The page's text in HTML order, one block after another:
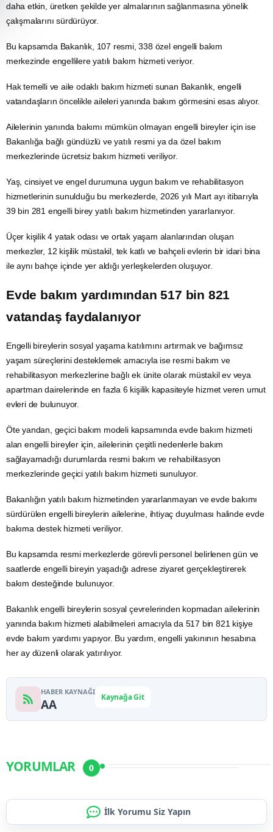
daha etkin, üretken şekilde yer almalarının sağlanmasına yönelik
çalışmalarını sürdürüyor.
Bu kapsamda Bakanlık, 107 resmi, 338 özel engelli bakım
merkezinde engellilere yatılı bakım hizmeti veriyor.
Hak temelli ve aile odaklı bakım hizmeti sunan Bakanlık, engelli
vatandaşların öncelikle aileleri yanında bakım görmesini esas alıyor.
Ailelerinin yanında bakımı mümkün olmayan engelli bireyler için ise
Bakanlığa bağlı gündüzlü ve yatılı resmi ya da özel bakım
merkezlerinde ücretsiz bakım hizmeti veriliyor.
Yaş, cinsiyet ve engel durumuna uygun bakım ve rehabilitasyon
hizmetlerinin sunulduğu bu merkezlerde, 2026 yılı Mart ayı itibarıyla
39 bin 281 engelli birey yatılı bakım hizmetinden yararlanıyor.
Üçer kişilik 4 yatak odası ve ortak yaşam alanlarından oluşan
merkezler, 12 kişilik müstakil, tek katlı ve bahçeli evlerin bir idari bina
ile aynı bahçe içinde yer aldığı yerleşkelerden oluşuyor.
Evde bakım yardımından 517 bin 821
vatandaş faydalanıyor
Engelli bireylerin sosyal yaşama katılımını artırmak ve bağımsız
yaşam süreçlerini desteklemek amacıyla ise resmi bakım ve
rehabilitasyon merkezlerine bağlı ek ünite olarak müstakil ev veya
apartman dairelerinde en fazla 6 kişilik kapasiteyle hizmet veren umut
evleri de bulunuyor.
Öte yandan, geçici bakım modeli kapsamında evde bakım hizmeti
alan engelli bireyler için, ailelerinin çeşitli nedenlerle bakım
sağlayamadığı durumlarda resmi bakım ve rehabilitasyon
merkezlerinde geçici yatılı bakım hizmeti sunuluyor.
Bakanlığın yatılı bakım hizmetinden yararlanmayan ve evde bakımı
sürdürülen engelli bireylerin ailelerine, ihtiyaç duyulması halinde evde
bakıma destek hizmeti veriliyor.
Bu kapsamda resmi merkezlerde görevli personel belirlenen gün ve
saatlerde engelli bireyin yaşadığı adrese ziyaret gerçekleştirerek
bakım desteğinde bulunuyor.
Bakanlık engelli bireylerin sosyal çevrelerinden kopmadan ailelerinin
yanında bakım hizmeti alabilmeleri amacıyla da 517 bin 821 kişiye
evde bakım yardımı yapıyor. Bu yardım, engelli yakınının hesabına
her ay düzenli olarak yatırılıyor.
HABER KAYNAĞI
AA Kaynağa Git
YORUMLAR 0
İlk Yorumu Siz Yapın